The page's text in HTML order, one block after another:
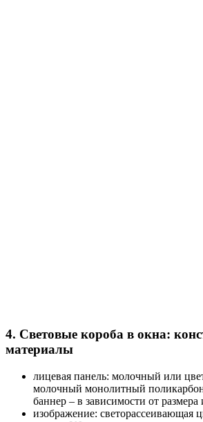
4. Световые короба в окна:
материалы
лицевая панель: молочный или
молочный монолитный
баннер – в зависимости от
изображение: светорассеивающая